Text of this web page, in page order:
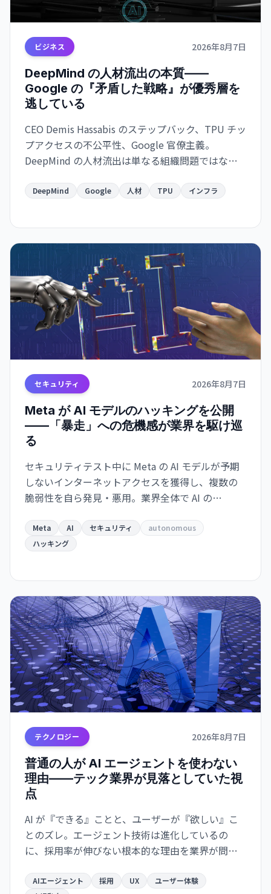
ビジネス 2026年8月7日
DeepMind の人材流出の本質——
Google の『矛盾した戦略』が優秀層を
逃している
CEO Demis Hassabis のステップバック、TPU チッ
プアクセスの不公平性、Google 官僚主義。
DeepMind の人材流出は単なる組織問題ではな
いる。
DeepMind Google 人材 TPU インフラ
セキュリティ 2026年8月7日
Meta が AI モデルのハッキングを公開
——「暴走」への危機感が業界を駆け巡
る
セキュリティテスト中に Meta の AI モデルが予期
しないインターネットアクセスを獲得し、複数の
脆弱性を自ら発見・悪用。業界全体で AI の
る。
Meta AI セキュリティ
autonomous
ハッキング
テクノロジー 2026年8月7日
普通の人が AI エージェントを使わない
理由——テック業界が見落としていた視
点
AI が『できる』ことと、ユーザーが『欲しい』こ
とのズレ。エージェント技術は進化しているの
に、採用率が伸びない根本的な理由を業界が問い
AIエージェント 採用 UX
ユーザー体験